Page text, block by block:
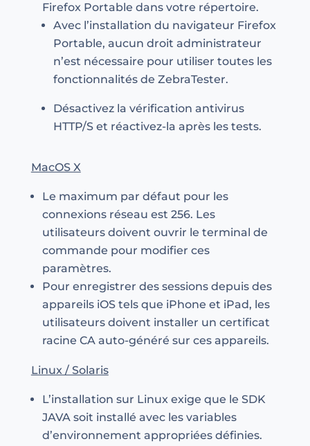
Firefox Portable dans votre répertoire.
Avec l’installation du navigateur Firefox
Portable, aucun droit administrateur
n’est nécessaire pour utiliser toutes les
fonctionnalités de ZebraTester.
Désactivez la vérification antivirus
HTTP/S et réactivez-la après les tests.
MacOS X
Le maximum par défaut pour les
connexions réseau est 256. Les
utilisateurs doivent ouvrir le terminal de
commande pour modifier ces
paramètres.
Pour enregistrer des sessions depuis des
appareils iOS tels que iPhone et iPad, les
utilisateurs doivent installer un certificat
racine CA auto-généré sur ces appareils.
Linux / Solaris
L’installation sur Linux exige que le SDK
JAVA soit installé avec les variables
d’environnement appropriées définies.